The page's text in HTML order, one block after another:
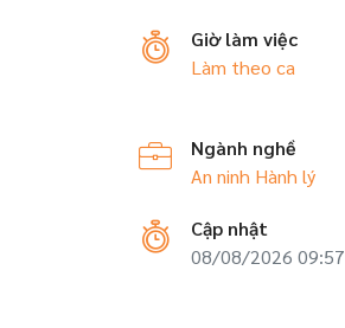
Giờ làm việc
Làm theo ca
Ngành nghề
An ninh Hành lý
Cập nhật
08/08/2026 09:57